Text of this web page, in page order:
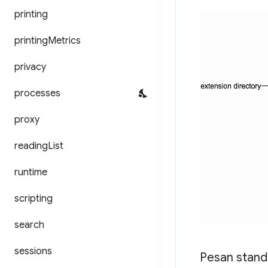
printing
printingMetrics
privacy
processes
proxy
readingList
runtime
scripting
search
sessions Pesan